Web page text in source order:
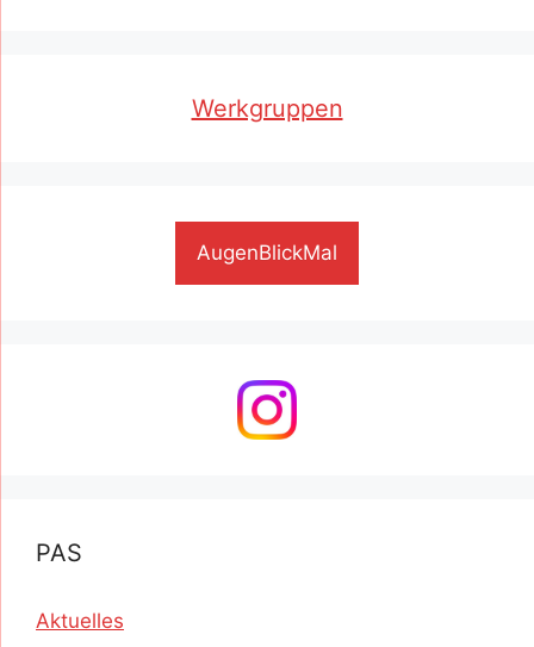
Werkgruppen
AugenBlickMal
PAS
Aktuelles